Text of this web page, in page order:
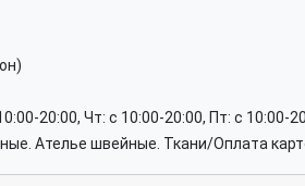
20:00, Чт: c 10:00-20:00, Пт: c 10:00-
Ателье швейные. Ткани/Оплата